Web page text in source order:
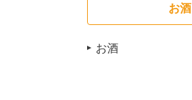
お酒
お酒